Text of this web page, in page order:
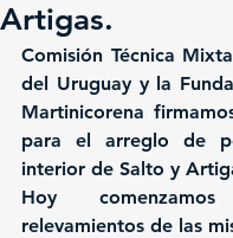
Artigas.
Comisión Técnica
del Uruguay y la
Martinicorena
para el arreglo de
interior de Salto y
Hoy
relevamientos de las